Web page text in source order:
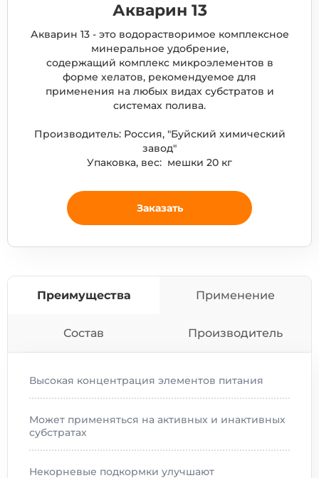
Акварин 13
Акварин 13 - это водорастворимое комплексное
минеральное удобрение,
содержащий комплекс микроэлементов в
форме хелатов, рекомендуемое для
применения на любых видах субстратов и
системах полива.
Производитель: Россия, "Буйский химический
завод"
Упаковка, вес: мешки 20 кг
Заказать
Преимущества Применение
Состав Производитель
Высокая концентрация элементов питания
Может применяться на активных и инактивных
субстратах
Некорневые подкормки улучшают